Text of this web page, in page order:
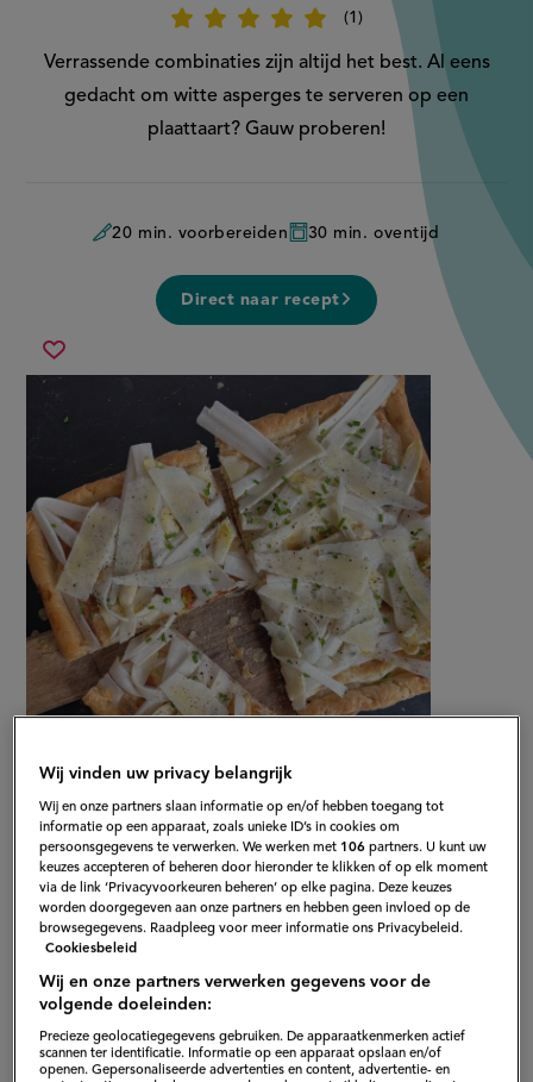
1
Beoordeel
'Plaattaart
met
asperge'
Verrassende combinaties zijn altijd het best. Al eens
gedacht om witte asperges te serveren op een
plaattaart? Gauw proberen!
20 min. voorbereiden 30 min. oventijd
Direct naar recept
Sla
op
plaattaart
met
asperge
Wij vinden uw privacy belangrijk
Wij en onze partners slaan informatie op en/of hebben toegang tot
informatie op een apparaat, zoals unieke ID’s in cookies om
persoonsgegevens te verwerken. We werken met 106 partners. U kunt uw
keuzes accepteren of beheren door hieronder te klikken of op elk moment
via de link ‘Privacyvoorkeuren beheren’ op elke pagina. Deze keuzes
worden doorgegeven aan onze partners en hebben geen invloed op de
browsegegevens. Raadpleeg voor meer informatie ons Privacybeleid.
Cookiesbeleid
Wij en onze partners verwerken gegevens voor de
volgende doeleinden:
Precieze geolocatiegegevens gebruiken. De apparaatkenmerken actief
scannen ter identificatie. Informatie op een apparaat opslaan en/of
openen. Gepersonaliseerde advertenties en content, advertentie- en